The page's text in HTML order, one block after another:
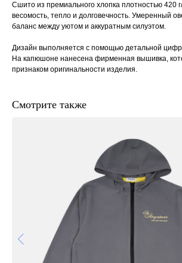
Сшито из премиального хлопка плотностью 420
весомость, тепло и долговечность. Умеренный
баланс между уютом и аккуратным силуэтом.
Дизайн выполняется с помощью детальной
На капюшоне нанесена фирменная вышивка,
признаком оригинальности изделия.
Смотрите также